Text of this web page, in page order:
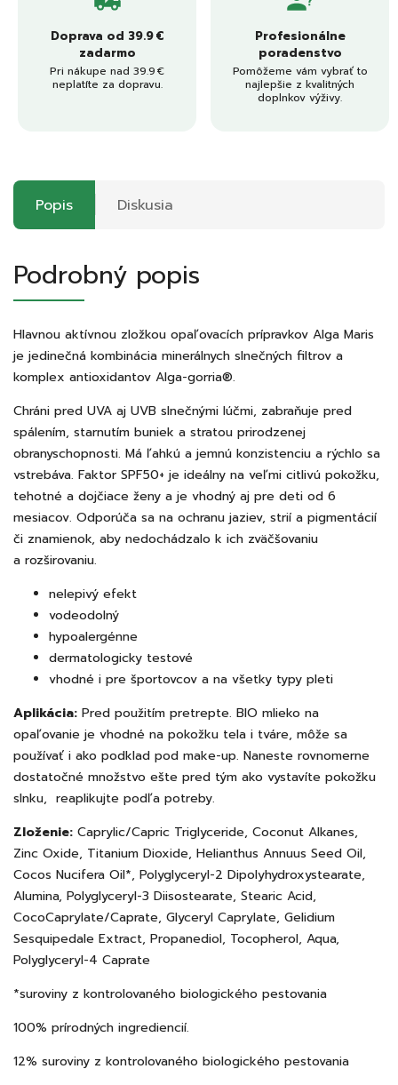
Doprava od 39.9 €
zadarmo
Pri nákupe nad 39.9 €
neplatíte za dopravu.
Profesionálne
poradenstvo
Pomôžeme vám vybrať to
najlepšie z kvalitných
doplnkov výživy.
Popis Diskusia
Podrobný popis
Hlavnou aktívnou zložkou opaľovacích prípravkov Alga Maris
je jedinečná kombinácia minerálnych slnečných filtrov a
komplex antioxidantov Alga-gorria®.
Chráni pred UVA aj UVB slnečnými lúčmi, zabraňuje pred
spálením, starnutím buniek a stratou prirodzenej
obranyschopnosti. Má ľahkú a jemnú konzistenciu a rýchlo sa
vstrebáva. Faktor SPF50+ je ideálny na veľmi citlivú pokožku,
tehotné a dojčiace ženy a je vhodný aj pre deti od 6
mesiacov. Odporúča sa na ochranu jaziev, strií a pigmentácií
či znamienok, aby nedochádzalo k ich zväčšovaniu
a rozširovaniu.
nelepivý efekt
vodeodolný
hypoalergénne
dermatologicky testové
vhodné i pre športovcov a na všetky typy pleti
Aplikácia: Pred použitím pretrepte. BIO mlieko na
opaľovanie je vhodné na pokožku tela i tváre, môže sa
používať i ako podklad pod make-up. Naneste rovnomerne
dostatočné množstvo ešte pred tým ako vystavíte pokožku
slnku, reaplikujte podľa potreby.
Zloženie: Caprylic/Capric Triglyceride, Coconut Alkanes,
Zinc Oxide, Titanium Dioxide, Helianthus Annuus Seed Oil,
Cocos Nucifera Oil*, Polyglyceryl-2 Dipolyhydroxystearate,
Alumina, Polyglyceryl-3 Diisostearate, Stearic Acid,
CocoCaprylate/Caprate, Glyceryl Caprylate, Gelidium
Sesquipedale Extract, Propanediol, Tocopherol, Aqua,
Polyglyceryl-4 Caprate
*suroviny z kontrolovaného biologického pestovania
100% prírodných ingrediencií.
12% suroviny z kontrolovaného biologického pestovania